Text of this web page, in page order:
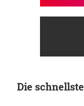
Die